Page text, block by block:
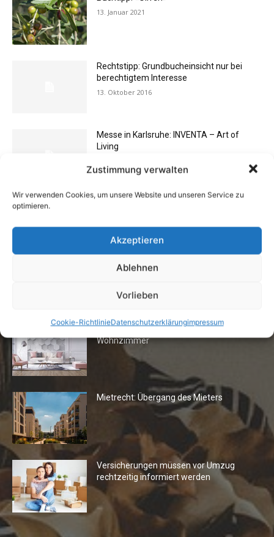
Zustimmung verwalten
Wir verwenden Cookies, um unsere Website und unseren Service zu
optimieren.
Akzeptieren
Ablehnen
Vorlieben
Cookie-RichtlinieDatenschutzerklärungimpressum
13. Januar 2021
Rechtstipp: Grundbucheinsicht nur bei
berechtigtem Interesse
13. Oktober 2016
Messe in Karlsruhe: INVENTA – Art of
Living
7. Juli 2026
Fototapeten: Neuer Look fürs
Wohnzimmer
Mietrecht: Übergang des Mieters
Versicherungen müssen vor Umzug
rechtzeitig informiert werden